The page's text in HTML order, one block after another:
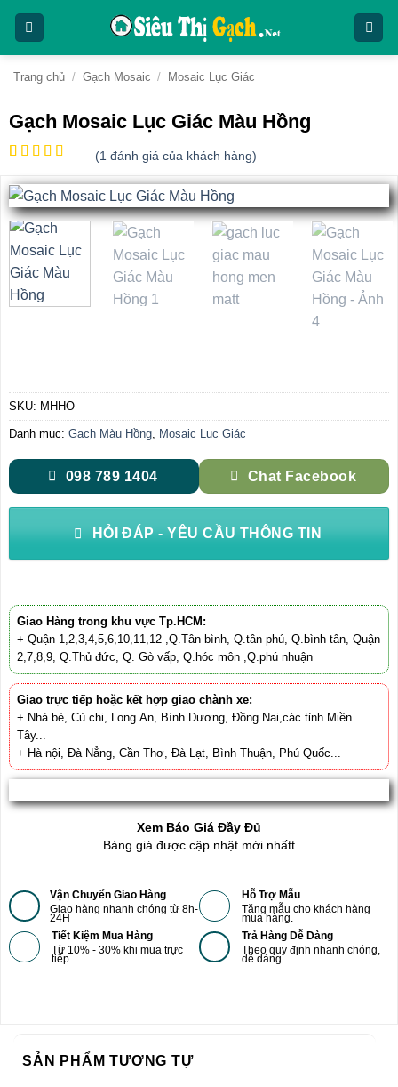
nội
dungTrang chủ / Gạch Mosaic / Mosaic Lục Giác
Gạch Mosaic Lục Giác Màu Hồng
trên 5
dựa trên
đánh giá
(1 đánh giá của khách hàng)
SKU: MHHO
Danh mục: Gạch Màu Hồng, Mosaic Lục Giác
098 789 1404 Chat Facebook
HỎI ĐÁP - YÊU CẦU THÔNG TIN
Giao Hàng trong khu vực Tp.HCM:
+ Quận 1,2,3,4,5,6,10,11,12 ,Q.Tân bình, Q.tân phú, Q.bình tân, Quận
2,7,8,9, Q.Thủ đức, Q. Gò vấp, Q.hóc môn ,Q.phú nhuận
Giao trực tiếp hoặc kết hợp giao chành xe:
+ Nhà bè, Củ chi, Long An, Bình Dương, Đồng Nai,các tỉnh Miền
Tây...
+ Hà nội, Đà Nẳng, Cần Thơ, Đà Lạt, Bình Thuận, Phú Quốc...
Xem Báo Giá Đầy Đủ
Bảng giá được cập nhật mới nhấtt
Vận Chuyển Giao Hàng
Giao hàng nhanh chóng từ 8h-
24H
Hỗ Trợ Mẫu
Tặng mẫu cho khách hàng
mua hàng.
Tiết Kiệm Mua Hàng
Từ 10% - 30% khi mua trực
tiếp
Trả Hàng Dễ Dàng
Theo quy định nhanh chóng,
dễ dàng.
SẢN PHẨM TƯƠNG TỰ